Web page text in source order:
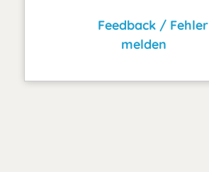
Feedback / Fehler
melden